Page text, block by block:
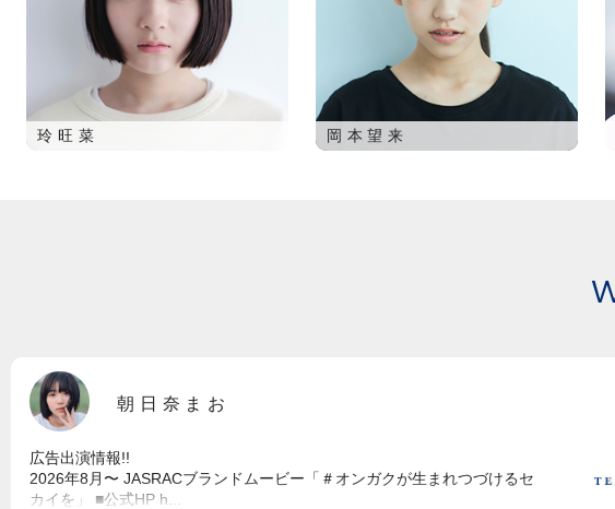
玲旺菜 岡本望来
朝日奈まお
広告出演情報!!
2026年8月〜 JASRACブランドムービー「＃オンガクが生まれつづけるセ
カイを」 ■公式HP h...